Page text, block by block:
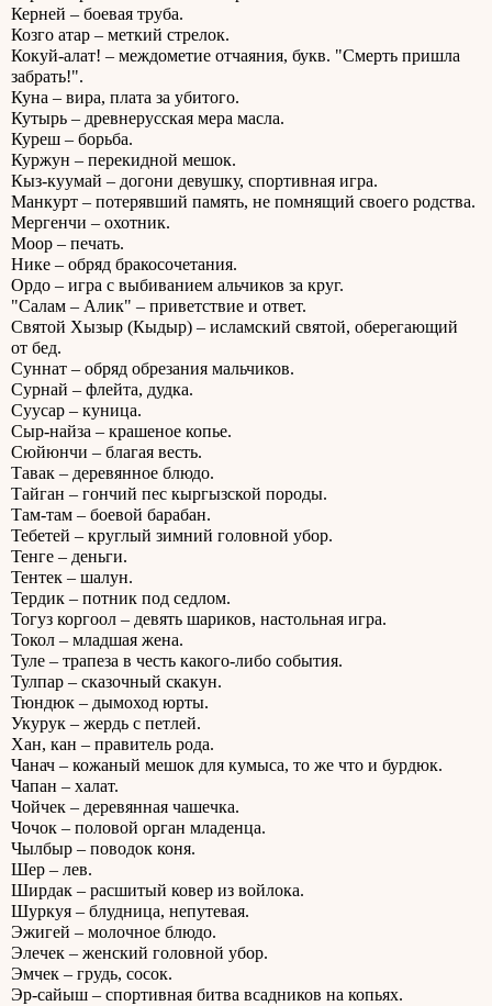
Керней – боевая труба.
Козго атар – меткий стрелок.
Кокуй-алат! – междометие отчаяния, букв. "Смерть пришла
забрать!".
Куна – вира, плата за убитого.
Кутырь – древнерусская мера масла.
Куреш – борьба.
Куржун – перекидной мешок.
Кыз-куумай – догони девушку, спортивная игра.
Манкурт – потерявший память, не помнящий своего родства.
Мергенчи – охотник.
Моор – печать.
Нике – обряд бракосочетания.
Ордо – игра с выбиванием альчиков за круг.
"Салам – Алик" – приветствие и ответ.
Святой Хызыр (Кыдыр) – исламский святой, оберегающий
от бед.
Суннат – обряд обрезания мальчиков.
Сурнай – флейта, дудка.
Суусар – куница.
Сыр-найза – крашеное копье.
Сюйюнчи – благая весть.
Тавак – деревянное блюдо.
Тайган – гончий пес кыргызской породы.
Там-там – боевой барабан.
Тебетей – круглый зимний головной убор.
Тенге – деньги.
Тентек – шалун.
Тердик – потник под седлом.
Тогуз коргоол – девять шариков, настольная игра.
Токол – младшая жена.
Туле – трапеза в честь какого-либо события.
Тулпар – сказочный скакун.
Тюндюк – дымоход юрты.
Укурук – жердь с петлей.
Хан, кан – правитель рода.
Чанач – кожаный мешок для кумыса, то же что и бурдюк.
Чапан – халат.
Чойчек – деревянная чашечка.
Чочок – половой орган младенца.
Чылбыр – поводок коня.
Шер – лев.
Ширдак – расшитый ковер из войлока.
Шуркуя – блудница, непутевая.
Эжигей – молочное блюдо.
Элечек – женский головной убор.
Эмчек – грудь, сосок.
Эр-сайыш – спортивная битва всадников на копьях.